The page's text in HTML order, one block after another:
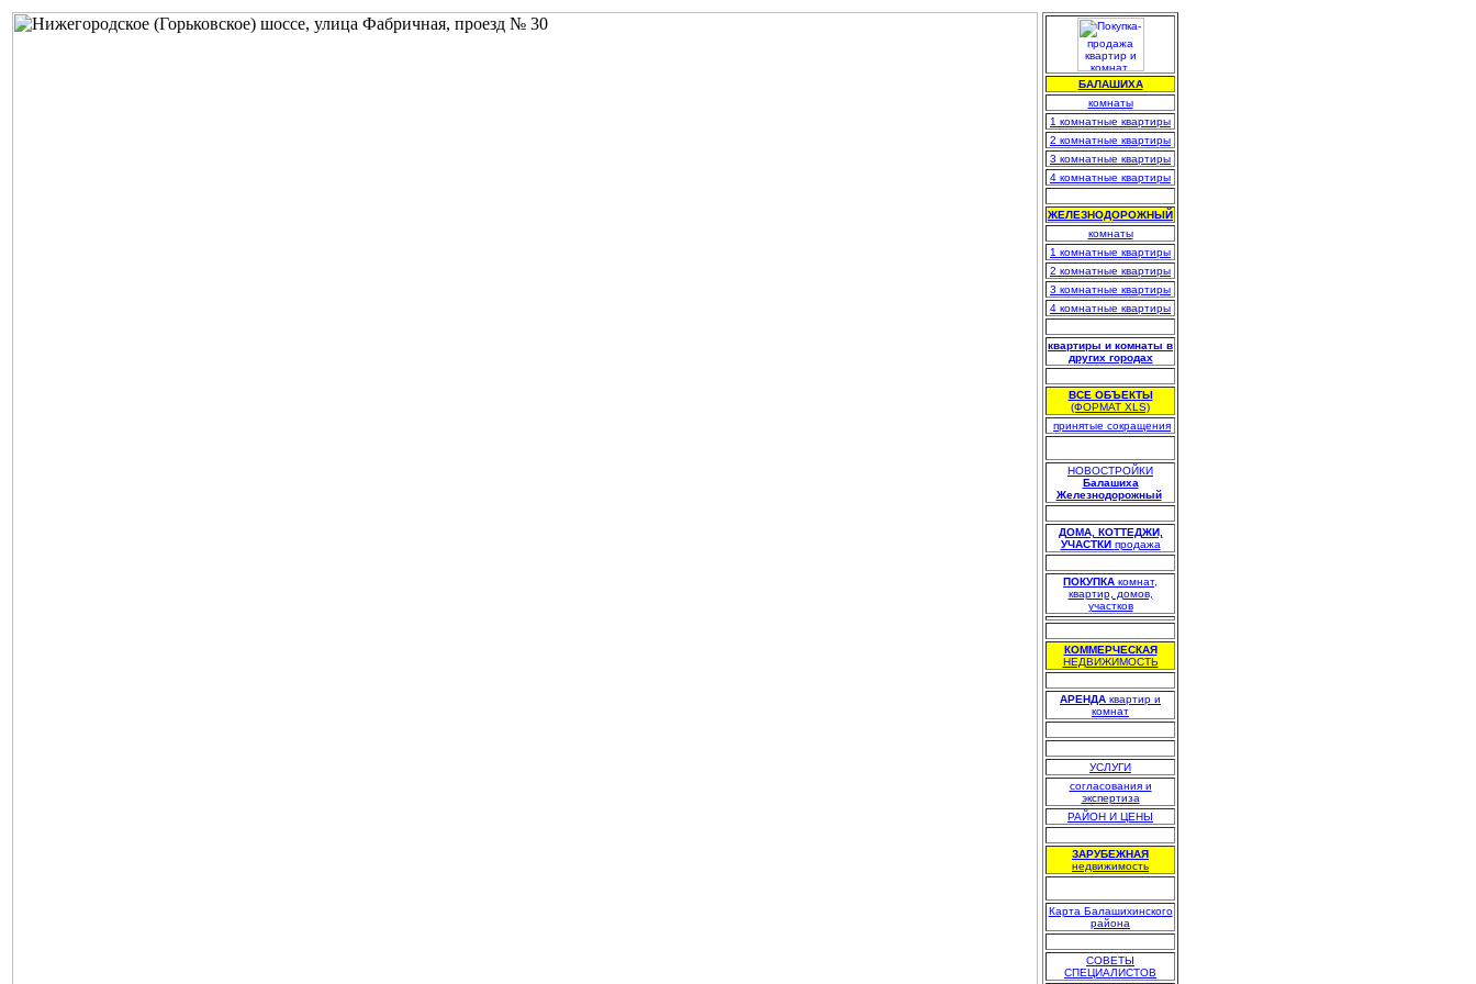
БАЛАШИХА
комнаты
1 комнатные квартиры
2 комнатные квартиры
3 комнатные квартиры
4 комнатные квартиры
ЖЕЛЕЗНОДОРОЖНЫЙ
комнаты
1 комнатные квартиры
2 комнатные квартиры
3 комнатные квартиры
4 комнатные квартиры
квартиры и комнаты в
других городах
ВСЕ ОБЪЕКТЫ
(ФОРМАТ XLS)
принятые сокращения
НОВОСТРОЙКИ
Балашиха
Железнодорожный.
ДОМА, КОТТЕДЖИ,
УЧАСТКИ продажа
ПОКУПКА комнат,
квартир, домов,
участков
КОММЕРЧЕСКАЯ
НЕДВИЖИМОСТЬ
АРЕНДА квартир и
комнат
УСЛУГИ
согласования и
экспертиза
РАЙОН И ЦЕНЫ
ЗАРУБЕЖНАЯ
недвижимость
Карта Балашихинского
района
СОВЕТЫ
СПЕЦИАЛИСТОВ